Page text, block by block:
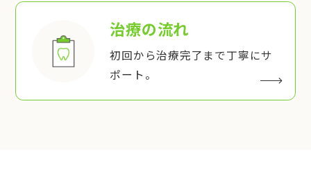
治療の流れ
初回から治療完了まで丁寧にサ
ポート。